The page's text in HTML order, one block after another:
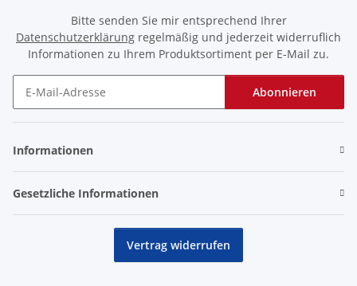
Bitte senden Sie mir entsprechend Ihrer
Datenschutzerklärung regelmäßig und jederzeit widerruflich
Informationen zu Ihrem Produktsortiment per E-Mail zu.
Abonnieren
Informationen
Gesetzliche Informationen
Vertrag widerrufen